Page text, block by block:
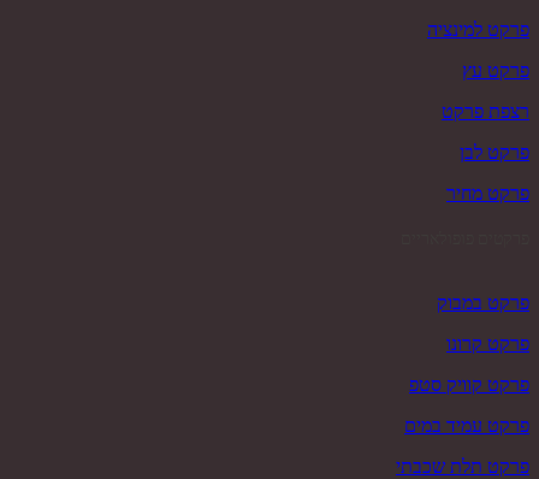
פרקט למינציה
פרקט עץ
רצפת פרקט
פרקט לבן
פרקט מחיר
פרקט במבוק
פרקט קרונו
פרקט קוויק סטפ
פרקט עמיד במים
פרקט תלת שכבתי